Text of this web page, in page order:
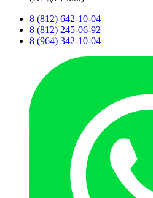
8 (812) 642-10-04
8 (812) 245-06-92
8 (964) 342-10-04